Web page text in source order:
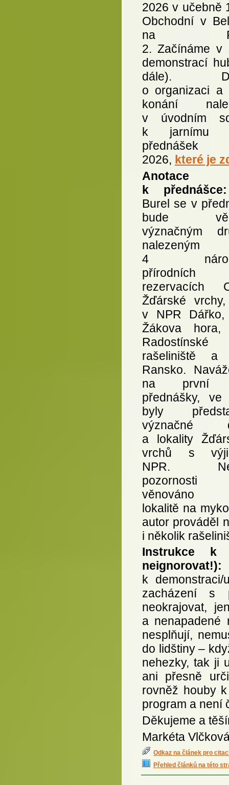
2026 v učebně
Obchodní v
na
2. Začínáme v
demonstrací
dále).
o organizaci a
konání
v úvodním
k jarnímu
přednášek
2026, které je
Anotace
k
Burel se v
bude
význačným
4
přírodních
rezervacích
Žďárské
v NPR Dářko,
Žákova hora,
Radostínské
rašeliniště a
Ransko.
na první
přednášky, ve
byly
význačné
a lokality
vrchů s
NPR.
pozornosti
věnováno
lokalitě na
autor prováděl
i několik
Instrukce k
k
zacházení s
neokrajovat,
a nenapadené
nesplňují,
do lidštiny –
nehezky, tak ji
ani přesně
rovněž houby
program a není
Děkujeme a
Markéta
Odkaz na článek pro
Přehled článků na této